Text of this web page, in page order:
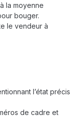
la moyenne
bouger.
le vendeur à
l’état précis
de cadre et